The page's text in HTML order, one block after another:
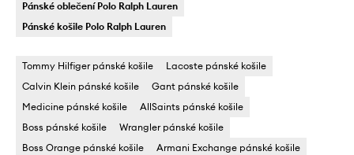
Pánské oblečení Polo Ralph Lauren
Pánské košile Polo Ralph Lauren
Tommy Hilfiger pánské košile
Lacoste pánské košile
Calvin Klein pánské košile
Gant pánské košile
Medicine pánské košile
AllSaints pánské košile
Boss pánské košile
Wrangler pánské košile
Boss Orange pánské košile
Armani Exchange pánské košile